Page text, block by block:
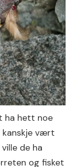
ha hett noe
vært
de ha
og fisket